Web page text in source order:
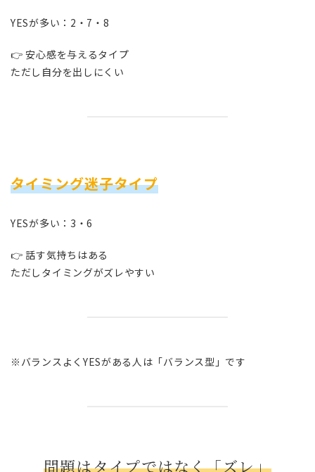
YESが多い：2・7・8
👉 安心感を与えるタイプ
ただし自分を出しにくい
タイミング迷子タイプ
YESが多い：3・6
👉 話す気持ちはある
ただしタイミングがズレやすい
※バランスよくYESがある人は「バランス型」です
問題はタイプではなく「ズレ」